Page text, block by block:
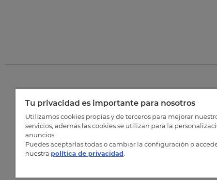
Tu privacidad es importante para nosotros
Utilizamos cookies propias y de terceros para mejorar
servicios, además las cookies se utilizan para la
anuncios.
Puedes aceptarlas todas o cambiar la configuración o
nuestra política de privacidad